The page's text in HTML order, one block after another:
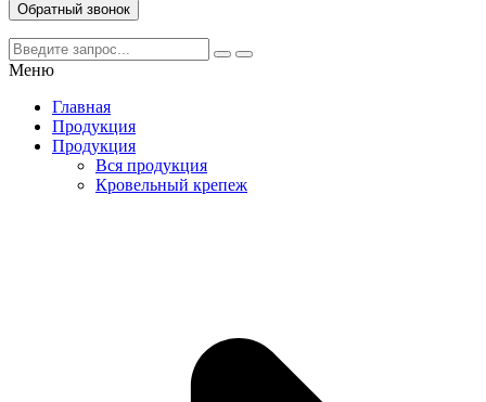
Обратный звонок
Меню
Главная
Продукция
Продукция
Вся продукция
Кровельный крепеж